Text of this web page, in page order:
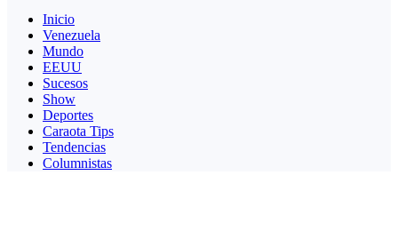
Inicio
Venezuela
Mundo
EEUU
Sucesos
Show
Deportes
Caraota Tips
Tendencias
Columnistas